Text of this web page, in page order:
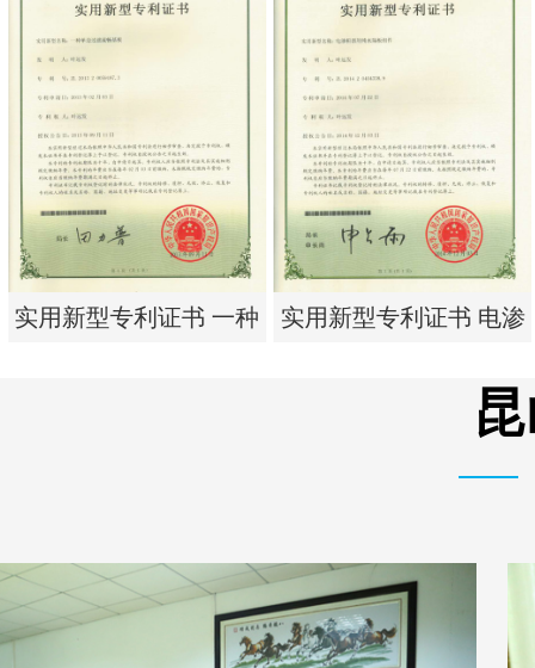
实用新型专利证书 电渗
析器用浓水隔板组件
东莞市特纯膜环保科技
有限公司营业执照
实用新型专利证书 一种
单边过滤流畅基板
实用新型专利证书 电渗
析器用纯水隔板组件